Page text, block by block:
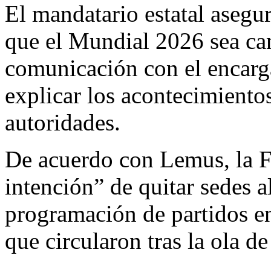
El mandatario estatal
que el Mundial 2026 sea
comunicación con el
explicar los
autoridades.
De acuerdo con Lemus, la
intención” de quitar sedes
programación de partidos
que circularon tras la ola